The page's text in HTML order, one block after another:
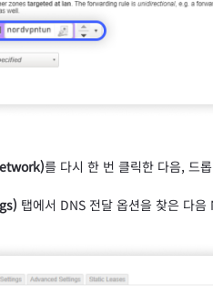
를 다시 한 번 클릭한 다음, 드
탭에서 DNS 전달 옵션을 찾은 다